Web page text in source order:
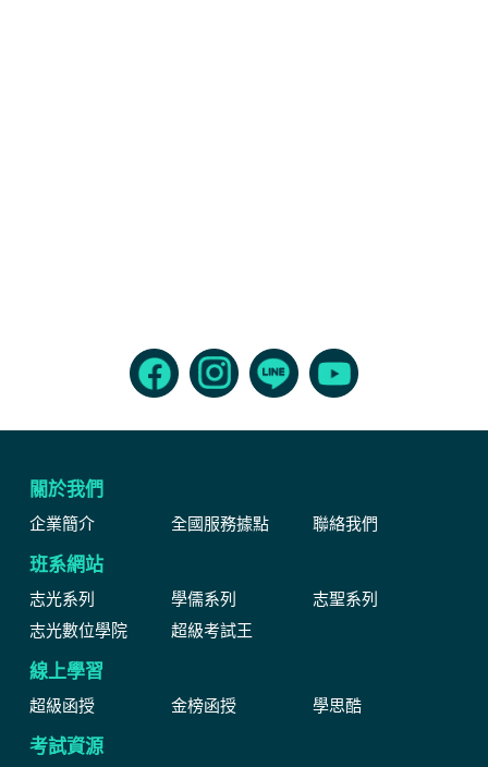
關於我們
企業簡介 全國服務據點 聯絡我們
班系網站
志光系列 學儒系列
志聖系列
志光數位學院
超級考試王
線上學習
超級函授 金榜函授 學思酷
考試資源